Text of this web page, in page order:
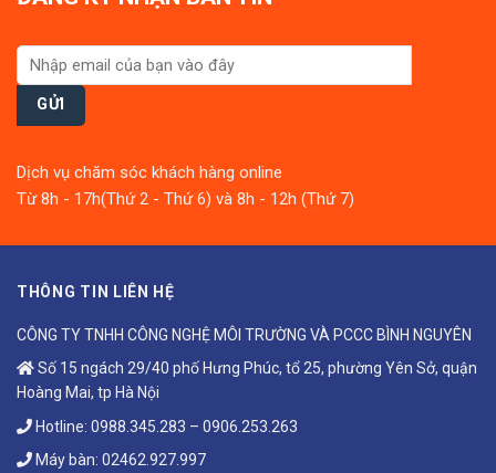
Dịch vụ chăm sóc khách hàng online
Từ 8h - 17h(Thứ 2 - Thứ 6) và 8h - 12h (Thứ 7)
THÔNG TIN LIÊN HỆ
CÔNG TY TNHH CÔNG NGHỆ MÔI TRƯỜNG VÀ PCCC BÌNH NGUYÊN
Số 15 ngách 29/40 phố Hưng Phúc, tổ 25, phường Yên Sở, quận
Hoàng Mai, tp Hà Nội
Hotline: 0988.345.283 – 0906.253.263
Máy bàn: 02462.927.997